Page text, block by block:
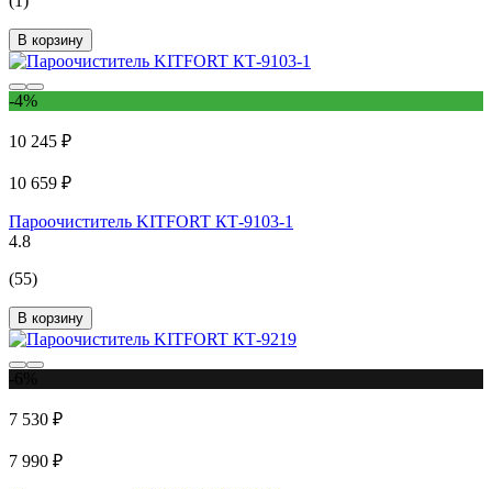
В корзину
-4%
10 245 ₽
10 659 ₽
Пароочиститель KITFORT КТ-9103-1
4.8
(55)
В корзину
7 530 ₽
7 990 ₽